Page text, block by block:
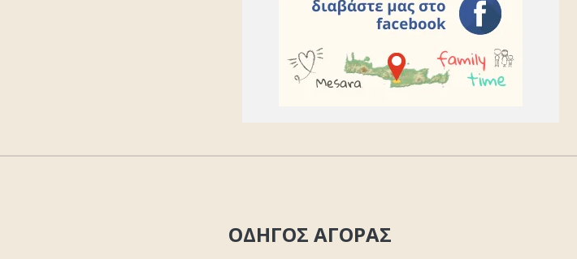
ΟΔΗΓΟΣ ΑΓΟΡΑΣ